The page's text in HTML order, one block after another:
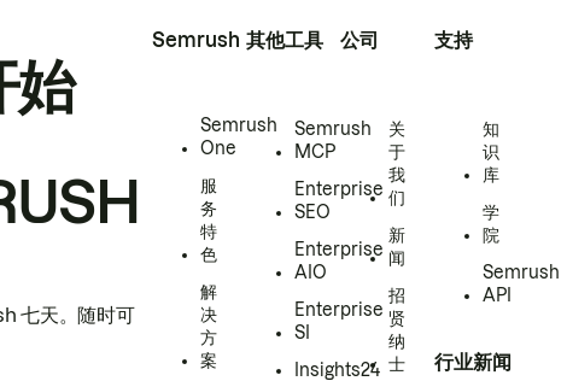
始
七天。随时可
Semrush
Semrush
One
服
务
特
色
解
决
方
案
其他工具
Semrush
MCP
Enterprise
SEO
Enterprise
AIO
Enterprise
SI
Insights24
公司
关
于
我
们
新
闻
招
贤
纳
士
支持
知
识
库
学
院
Semrush
API
行业新闻